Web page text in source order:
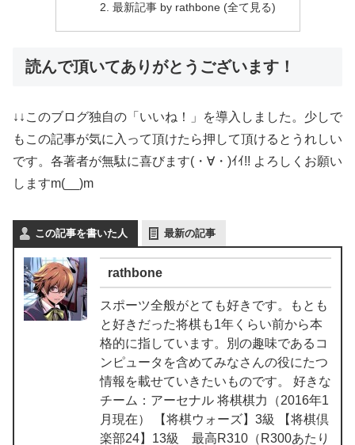
最新記事 by rathbone (全て見る)
読んで頂いてありがとうございます！
↓↓このブログ独自の「いいね！」を導入しました。少しで
もこの記事が気に入って頂けたら押して頂けるとうれしい
です。各著者が無駄に喜びます(・∀・)ｲｲ!! よろしくお願い
しますm(__)m
この記事を書いた人 最新の記事
rathbone
スポーツ全般がとても好きです。もとも
と好きだった将棋も1年くらい前から本
格的に指しています。別の趣味であるコ
ンピュータを含めてみなさんの役にたつ
情報を載せていきたいものです。 好きな
チーム：アーセナル 将棋棋力（2016年1
月現在） 【将棋ウォーズ】3級 【将棋倶
楽部24】13級 最高R310（R300あたり